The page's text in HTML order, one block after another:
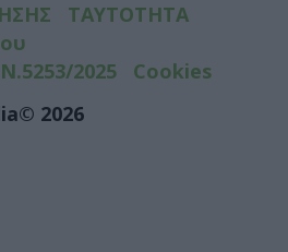
ΤΑΥΤΟΤΗΤΑ
2025
Cookies
2026